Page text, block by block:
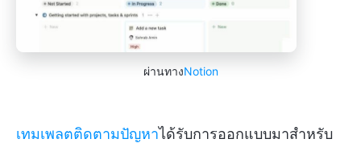
ผ่านทางNotion
เทมเพลตติดตามปัญหาได้รับการออกแบบมาสำหรับ